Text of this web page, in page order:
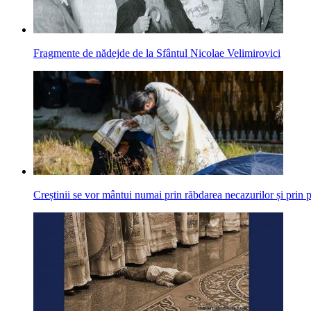
Fragmente de nădejde de la Sfântul Nicolae Velimirovici
Creștinii se vor mântui numai prin răbdarea necazurilor și prin